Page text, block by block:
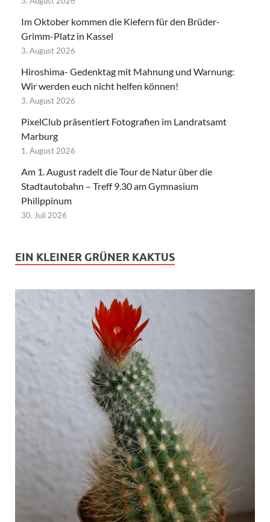
Im Oktober kommen die Kiefern für den Brüder-
Grimm-Platz in Kassel
3. August 2026
Hiroshima- Gedenktag mit Mahnung und Warnung:
Wir werden euch nicht helfen können!
3. August 2026
PixelClub präsentiert Fotografien im Landratsamt
Marburg
1. August 2026
Am 1. August radelt die Tour de Natur über die
Stadtautobahn – Treff 9.30 am Gymnasium
Philippinum
30. Juli 2026
EIN KLEINER GRÜNER KAKTUS